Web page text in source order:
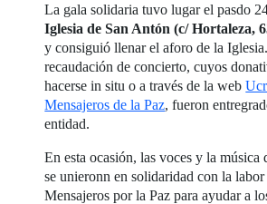
La gala solidaria tuvo lugar el pasdo
Iglesia de San Antón (c/ Hortaleza,
y consiguió llenar el aforo de la
recaudación de concierto, cuyos
hacerse in situ o a través de la web
Mensajeros de la Paz, fueron
entidad.
En esta ocasión, las voces y la música
se unieronn en solidaridad con la labor
Mensajeros por la Paz para ayudar a